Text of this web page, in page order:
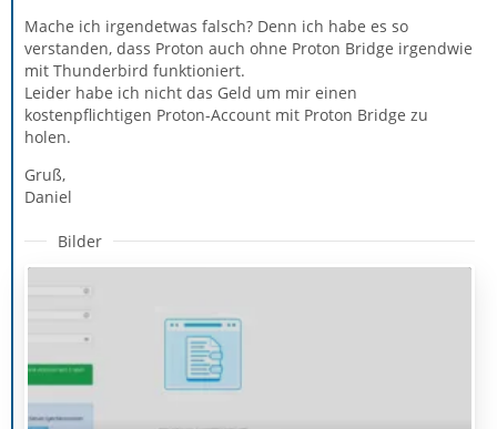
Mache ich irgendetwas falsch? Denn ich habe es so
verstanden, dass Proton auch ohne Proton Bridge irgendwie
mit Thunderbird funktioniert.
Leider habe ich nicht das Geld um mir einen
kostenpflichtigen Proton-Account mit Proton Bridge zu
holen.
Gruß,
Daniel
Bilder